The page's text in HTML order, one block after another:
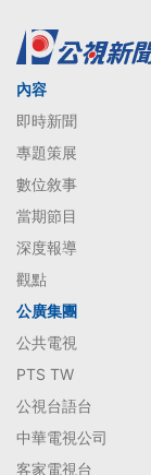
內容
即時新聞
專題策展
數位敘事
當期節目
深度報導
觀點
公廣集團
公共電視
PTS TW
公視台語台
中華電視公司
客家電視台